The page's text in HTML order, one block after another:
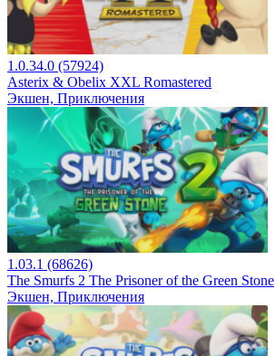
1.0.34.0 (57924)
Asterix & Obelix XXL Romastered
Экшен, Приключения
1.03.1 (68626)
The Smurfs 2 The Prisoner of the Green Stone
Экшен, Приключения